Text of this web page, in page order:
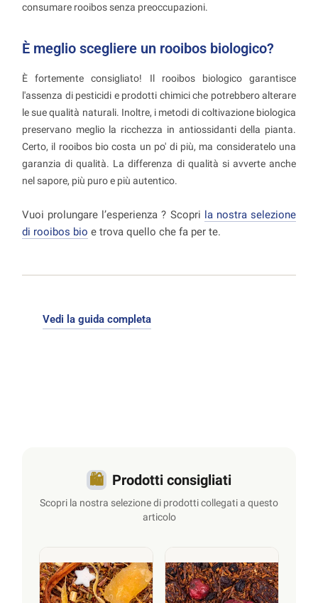
consumare rooibos senza preoccupazioni.
È meglio scegliere un rooibos biologico?
È fortemente consigliato! Il rooibos biologico garantisce
l'assenza di pesticidi e prodotti chimici che potrebbero alterare
le sue qualità naturali. Inoltre, i metodi di coltivazione biologica
preservano meglio la ricchezza in antiossidanti della pianta.
Certo, il rooibos bio costa un po' di più, ma consideratelo una
garanzia di qualità. La differenza di qualità si avverte anche
nel sapore, più puro e più autentico.
Vuoi prolungare l’esperienza ? Scopri la nostra selezione
di rooibos bio e trova quello che fa per te.
Vedi la guida completa
🛍️ Prodotti consigliati
Scopri la nostra selezione di prodotti collegati a questo
articolo